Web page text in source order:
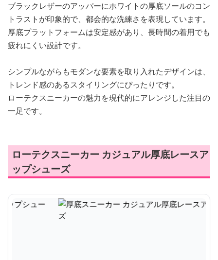
ブラックレザーのアッパーにホワイトの厚底ソールのコン
トラストが印象的で、都会的な洗練さを表現しています。
厚底プラットフォームは安定感があり、長時間の着用でも
疲れにくい設計です。
シンプルながらもモダンな要素を取り入れたデザインは、
トレンド感のあるスタイリングにぴったりです。
ローテクスニーカーの魅力を現代的にアレンジした注目の
一足です。
ローテクスニーカー カジュアル厚底レースア
ップシューズ